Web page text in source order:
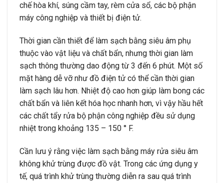
chế hòa khí, súng cầm tay, rèm cửa sổ, các bộ phận
máy công nghiệp và thiết bị điện tử.
Thời gian cần thiết để làm sạch bằng siêu âm phụ
thuộc vào vật liệu và chất bẩn, nhưng thời gian làm
sạch thông thường dao động từ 3 đến 6 phút. Một số
mặt hàng dễ vỡ như đồ điện tử có thể cần thời gian
làm sạch lâu hơn. Nhiệt độ cao hơn giúp làm bong các
chất bẩn và liên kết hóa học nhanh hơn, vì vậy hầu hết
các chất tẩy rửa bộ phận công nghiệp đều sử dụng
nhiệt trong khoảng 135 – 150 ° F.
Cần lưu ý rằng việc làm sạch bằng máy rửa siêu âm
không khử trùng được đồ vật. Trong các ứng dụng y
tế, quá trình khử trùng thường diễn ra sau quá trình